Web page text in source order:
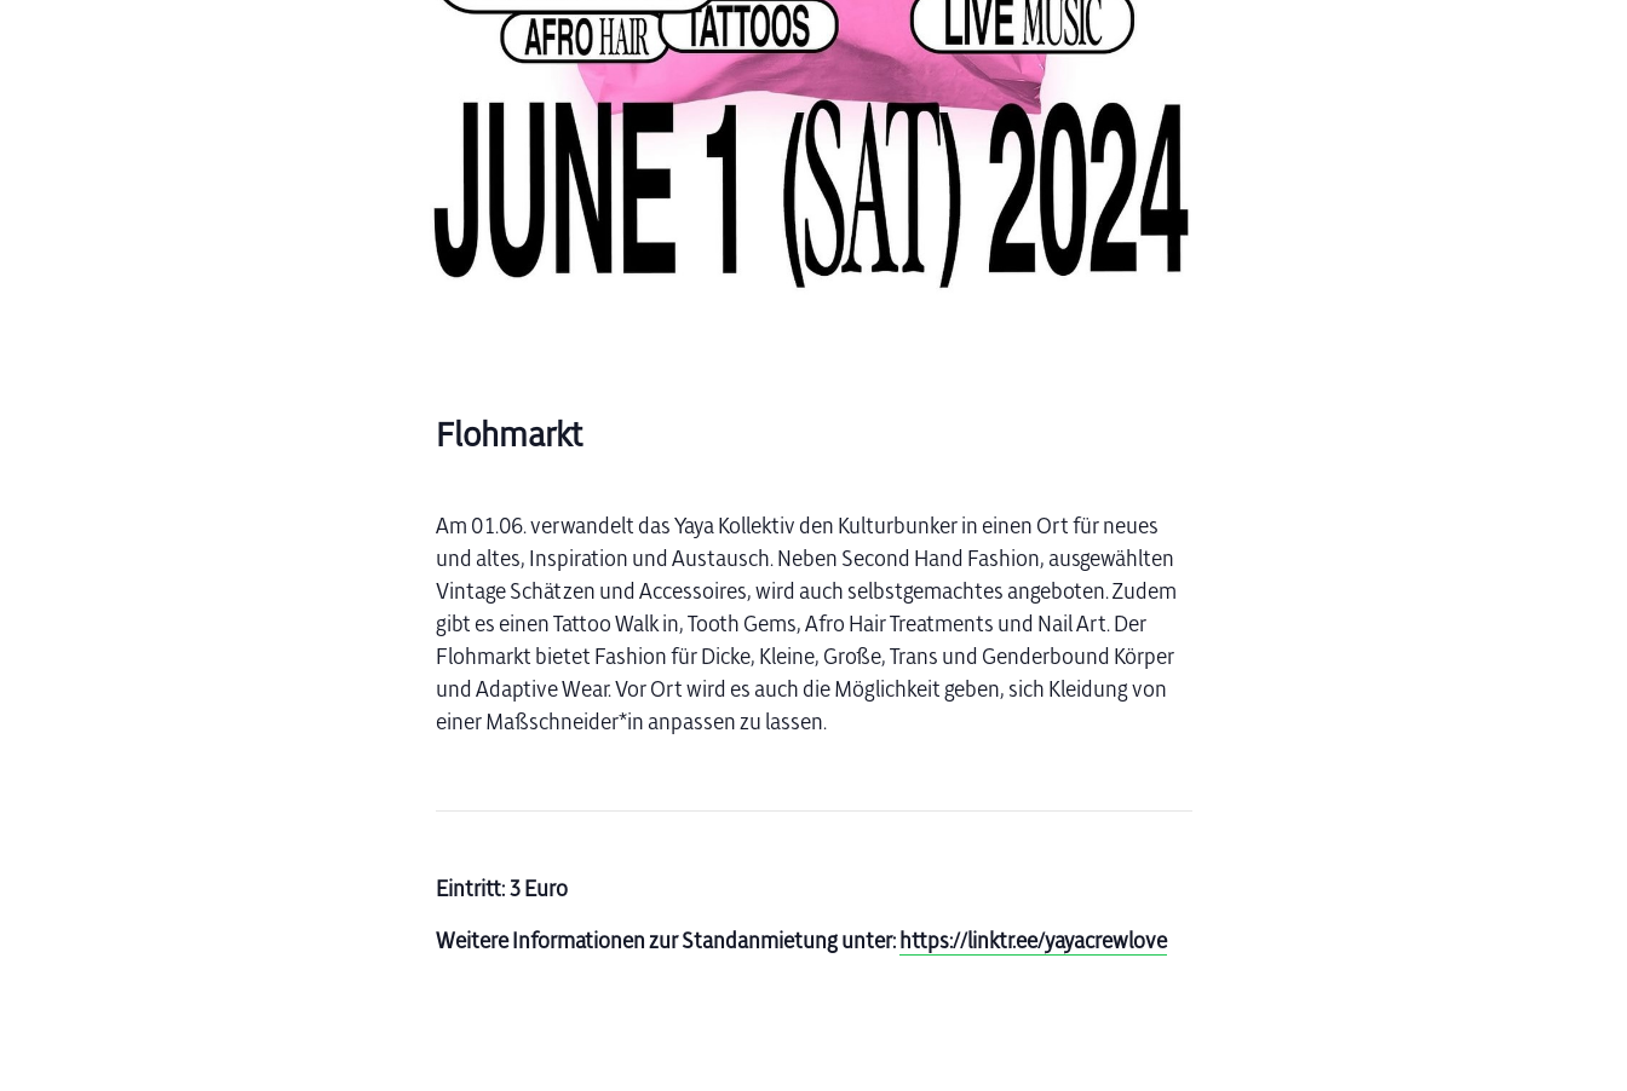
Flohmarkt
Am 01.06. verwandelt das Yaya Kollektiv den Kulturbunker in einen Ort für neues
und altes, Inspiration und Austausch. Neben Second Hand Fashion, ausgewählten
Vintage Schätzen und Accessoires, wird auch selbstgemachtes angeboten. Zudem
gibt es einen Tattoo Walk in, Tooth Gems, Afro Hair Treatments und Nail Art. Der
Flohmarkt bietet Fashion für Dicke, Kleine, Große, Trans und Genderbound Körper
und Adaptive Wear. Vor Ort wird es auch die Möglichkeit geben, sich Kleidung von
einer Maßschneider*in anpassen zu lassen.
Eintritt: 3 Euro
Weitere Informationen zur Standanmietung unter: https://linktr.ee/yayacrewlove